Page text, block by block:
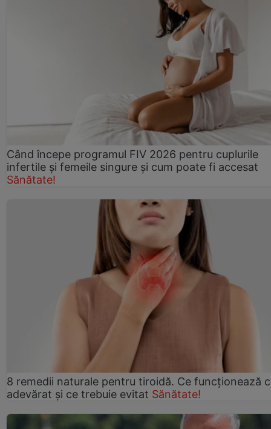
Când începe programul FIV 2026 pentru cuplurile
infertile şi femeile singure şi cum poate fi accesat
Sănătate!
8 remedii naturale pentru tiroidă. Ce funcționează
adevărat și ce trebuie evitat Sănătate!